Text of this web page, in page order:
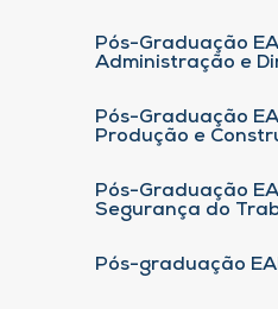
Pós-Graduação
Administração e
Pós-Graduação
Produção e
Pós-Graduação
Segurança do
Pós-graduação